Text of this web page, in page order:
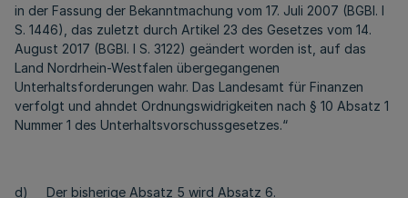
in der Fassung der Bekanntmachung vom 17. Juli 2007 (BGBl. I
S. 1446), das zuletzt durch Artikel 23 des Gesetzes vom 14.
August 2017 (BGBl. I S. 3122) geändert worden ist, auf das
Land Nordrhein-Westfalen übergegangenen
Unterhaltsforderungen wahr. Das Landesamt für Finanzen
verfolgt und ahndet Ordnungswidrigkeiten nach § 10 Absatz 1
Nummer 1 des Unterhaltsvorschussgesetzes.“
d) Der bisherige Absatz 5 wird Absatz 6.